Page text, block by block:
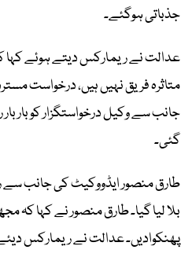
جذباتی ہوگئے۔
عدالت نے ریمارکس دیتے ہوئے
متاثرہ فریق نہیں ہیں، درخواست
جانب سے وکیل درخواستگزار کو بار
گئی۔
طارق منصور ایڈووکیٹ کی جانب سے
بلا لیا گیا۔ طارق منصور نے کہا کہ
پھنکوادیں۔ عدالت نے ریمارکس